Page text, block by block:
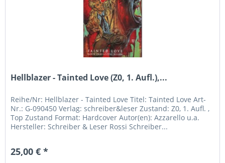
Hellblazer - Tainted Love (Z0, 1. Aufl.),...
Reihe/Nr: Hellblazer - Tainted Love Titel: Tainted Love Art-
Nr.: G-090450 Verlag: schreiber&leser Zustand: Z0, 1. Aufl. ,
Top Zustand Format: Hardcover Autor(en): Azzarello u.a.
Hersteller: Schreiber & Leser Rossi Schreiber...
25,00 € *